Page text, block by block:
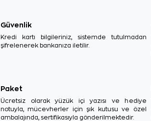
Güvenlik
Kredi kartı bilgileriniz, sistemde tutulmadan
şifrelenerek bankanıza iletilir.
Paket
Ücretsiz olarak yüzük içi yazısı ve hediye
notuyla, mücevherler için şık kutusu ve özel
ambalajında, sertifikasıyla gönderilmektedir.